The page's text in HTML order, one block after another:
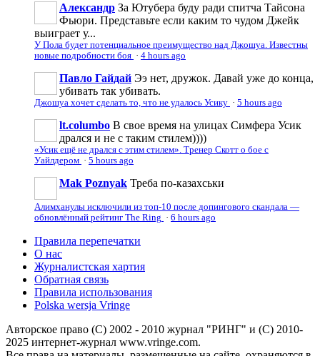
Александр За Ютубера буду ради спитча Тайсона
Фьюри. Представьте если каким то чудом Джейк
выиграет у...
У Пола будет потенциальное преимущество над Джошуа. Известны
новые подробности боя · 4 hours ago
Павло Гайдай Ээ нет, дружок. Давай уже до конца,
убивать так убивать.
Джошуа хочет сделать то, что не удалось Усику · 5 hours ago
lt.columbo В свое время на улицах Симфера Усик
дрался и не с таким стилем))))
«Усик ещё не дрался с этим стилем». Тренер Скотт о бое с
Уайлдером · 5 hours ago
Mak Poznyak Треба по-казахськи
Алимханулы исключили из топ-10 после допингового скандала —
обновлённый рейтинг The Ring · 6 hours ago
Правила перепечатки
О нас
Журналистская хартия
Обратная связь
Правила использования
Polska wersja Vringe
Авторское право (С) 2002 - 2010 журнал "РИНГ" и (С) 2010-
2025 интернет-журнал www.vringe.com.